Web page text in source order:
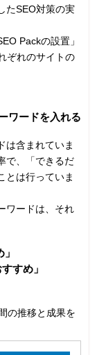
たSEO対策の実
Packの設置」
ぞれのサイトの
ワードを入れる
は含まれていま
で、「できるだ
とは行っていま
ワードは、それ
すめ」
の推移と成果を